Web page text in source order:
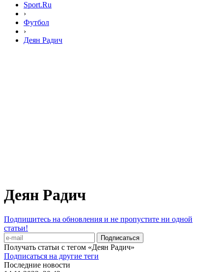
Sport.Ru
›
Футбол
›
Деян Радич
Деян Радич
Подпишитесь на обновления и не пропустите ни одной
статьи!
Получать статьи с тегом «Деян Радич»
Подписаться на другие теги
Последние новости